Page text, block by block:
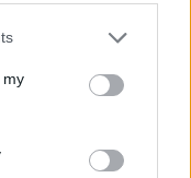
my
εξαρτάται
τακτικές